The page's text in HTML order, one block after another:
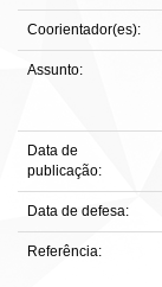
Coorientador(es):
Assunto:
Data de
publicação:
Data de defesa:
Referência: